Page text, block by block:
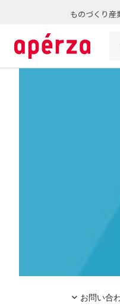
ものづくり産
お問い合